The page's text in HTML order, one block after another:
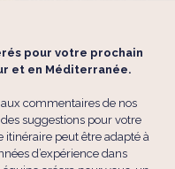
pour votre prochain
et en Méditerranée.
commentaires de nos
suggestions pour votre
itinéraire peut être adapté à
d’expérience dans